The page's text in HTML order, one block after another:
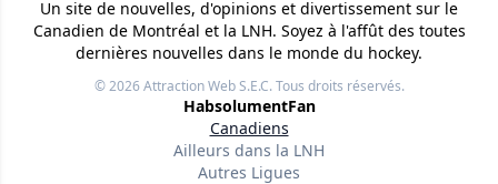
Un site de nouvelles, d'opinions et divertissement sur le
Canadien de Montréal et la LNH. Soyez à l'affût des toutes
dernières nouvelles dans le monde du hockey.
© 2026Attraction Web S.E.C.Tous droits réservés.
HabsolumentFan
Canadiens
Ailleurs dans la LNH
Autres Ligues